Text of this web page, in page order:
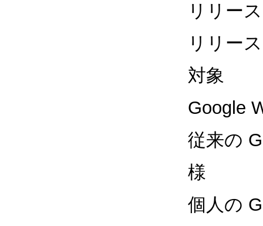
リリー
リリー
対象
Google
従来の
様
個人の